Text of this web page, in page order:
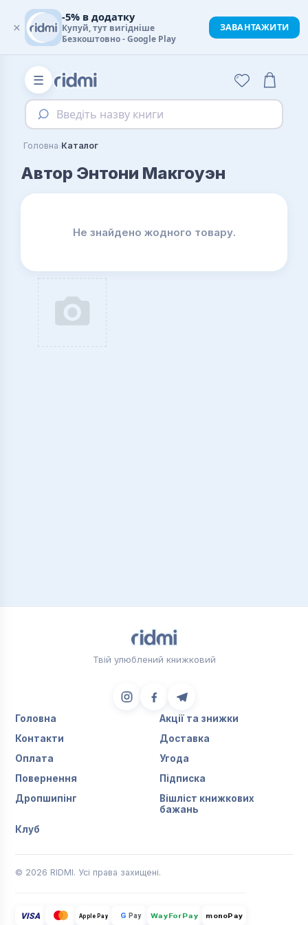
☰
Введіть назву книги
Головна›Каталог
Автор Энтони Макгоуэн
Не знайдено жодного товару.
Твій улюблений книжковий
Головна
Акції та знижки
Контакти
Доставка
Оплата
Угода
Повернення
Підписка
Дропшипінг
Вішліст книжкових
бажань
Клуб
© 2026 RIDMI. Усі права захищені.
VISA Apple Pay G Pay WayForPay monoPay
×
-5% в додатку
Купуй, тут вигідніше
Безкоштовно - Google Play
ЗАВАНТАЖИТИ